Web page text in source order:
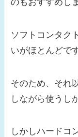
ソフトコンタク
いがほとんどで
そのため、それ
しながら使うし
しかしハードコ